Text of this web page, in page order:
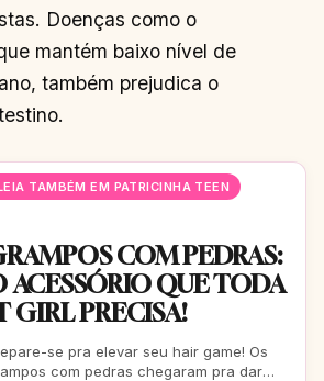
Doenças como o
mantém baixo nível de
também prejudica o
TAMBÉM EM PATRICINHA TEEN
COM PEDRAS:
ACESSÓRIO QUE TODA
GIRL PRECISA!
se pra elevar seu hair game! Os
com pedras chegaram pra dar